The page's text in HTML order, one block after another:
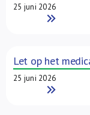
25 juni 2026
Read More
Let op het
25 juni 2026
Read More